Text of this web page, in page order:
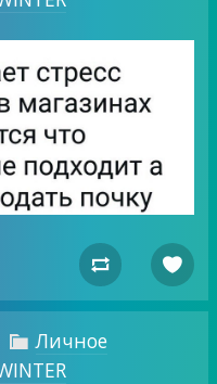
 
 Личное